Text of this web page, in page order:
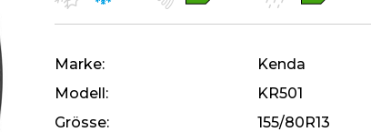
Marke
Kenda
Modell
KR501
Grösse
155/80R13